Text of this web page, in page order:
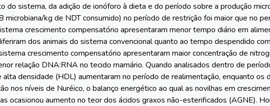
do sistema, da adição de ionóforo à dieta e do período sobre a produção
microbiana/kg de NDT consumido) no período de restrição foi maior que no
crescimento compensatório apresentaram menor tempo diário em
dos animais do sistema convencional quanto ao tempo despendido
crescimento compensatório apresentaram maior concentração de
relação DNA:RNA no tecido mamário. Quando analisados dentro de
densidade (HDL) aumentaram no período de realimentação, enquanto os
nos níveis de Nuréico, o balanço energético ao qual as novilhas em
ocasionou aumento no teor dos ácidos graxos não-esterificados (AGNE).